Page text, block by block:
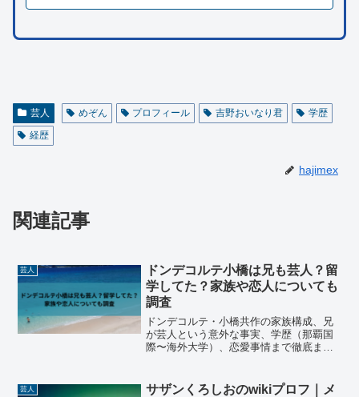
芸人 めぞん プロフィール 吉野おいなり君
学歴
経歴
hajimex
関連記事
芸人
ドンデコルテ小橋は兄も芸人？留
学してた？家族や恋人についても
調査
ドンデコルテ・小橋共作の家族構成、兄
が芸人という意外な事実、学歴（那覇国
際〜海外大学）、恋愛事情まで徹底まと
芸人
サザンくろしおのwikiプロフ｜メ